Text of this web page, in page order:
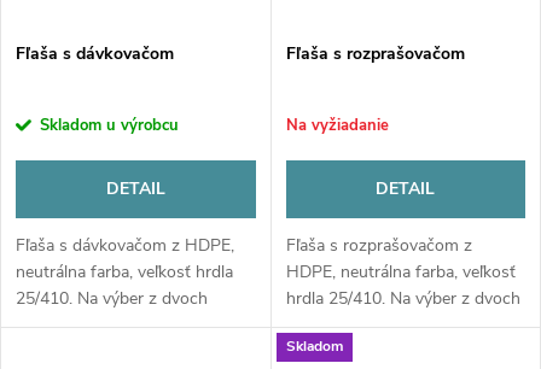
Fľaša s dávkovačom
Skladom u výrobcu
DETAIL
Fľaša s dávkovačom z HDPE,
neutrálna farba, veľkosť hrdla
25/410. Na výber z dvoch
objemov 500ml a 1000ml.
Fľaša s rozprašovačom
Na vyžiadanie
DETAIL
Fľaša s rozprašovačom z
HDPE, neutrálna farba, veľkosť
hrdla 25/410. Na výber z dvoch
objemov 500ml a 1000ml.
Nastaviteľná rozprašovacia
Skladom